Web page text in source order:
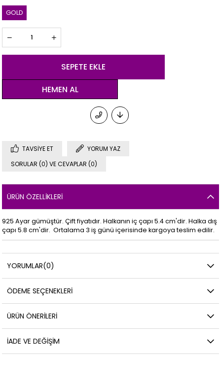
GOLD
TAVSIYE ET
YORUM YAZ
SORULAR (0) VE CEVAPLAR (0)
ÜRÜN ÖZELLIKLERI
925 Ayar gümüştür. Çift fiyatıdır. Halkanın iç çapı 5.4 cm'dir. Halka dış
çapı 5.8 cm'dir. Ortalama 3 iş günü içerisinde kargoya teslim edilir.
YORUMLAR(0)
ÖDEME SEÇENEKLERI
ÜRÜN ÖNERILERI
İADE VE DEĞIŞIM